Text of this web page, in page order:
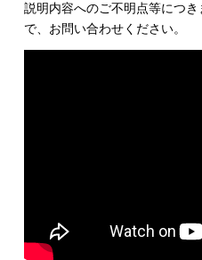
説明内容へのご不明点等につ
で、お問い合わせください。